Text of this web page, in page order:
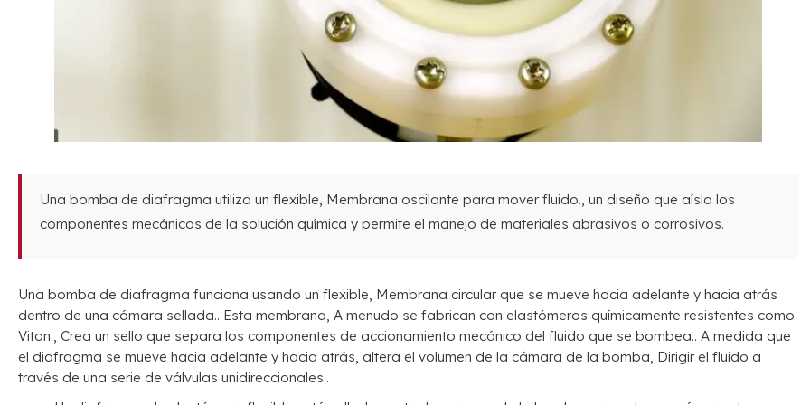
Una bomba de diafragma utiliza un flexible, Membrana oscilante para mover fluido., un diseño que aísla los
componentes mecánicos de la solución química y permite el manejo de materiales abrasivos o corrosivos.
Una bomba de diafragma funciona usando un flexible, Membrana circular que se mueve hacia adelante y hacia atrás
dentro de una cámara sellada.. Esta membrana, A menudo se fabrican con elastómeros químicamente resistentes como
Viton., Crea un sello que separa los componentes de accionamiento mecánico del fluido que se bombea.. A medida que
el diafragma se mueve hacia adelante y hacia atrás, altera el volumen de la cámara de la bomba, Dirigir el fluido a
través de una serie de válvulas unidireccionales..